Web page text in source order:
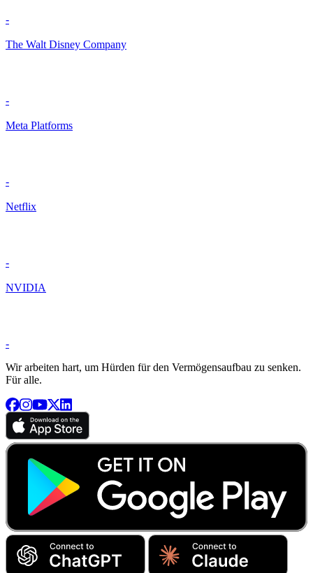
-
The Walt Disney Company
-
Meta Platforms
-
Netflix
-
NVIDIA
-
Wir arbeiten hart, um Hürden für den Vermögensaufbau zu senken.
Für alle.